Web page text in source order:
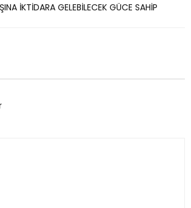
İKTİDARA GELEBİLECEK GÜCE SAHİP